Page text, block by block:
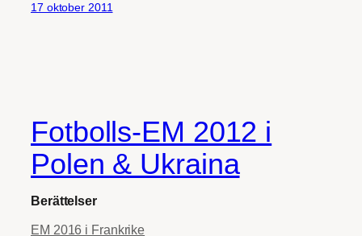
17 oktober 2011
Fotbolls-EM 2012 i
Polen & Ukraina
Berättelser
EM 2016 i Frankrike